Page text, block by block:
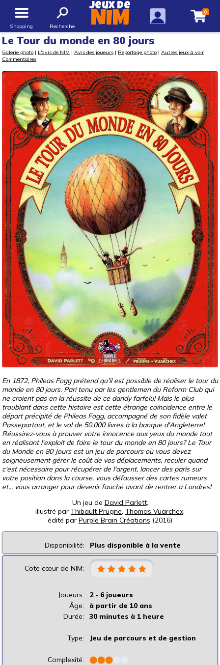
Shopping Recherche
Jeux de
NIM 0
Le Tour du monde en 80 jours
Galerie photo | L'avis de NIM | Avis des joueurs | Reportage photo | Autres jeux à voir |
Commentaires
En 1872, Phileas Fogg prétend qu'il est possible de réaliser le tour du
monde en 80 jours. Pari tenu par les gentlemen du Reform Club qui
ne croient pas en la réussite de ce dandy farfelu! Mais le plus
troublant dans cette histoire est cette étrange coïncidence entre le
départ précipité de Phileas Fogg, accompagné de son fidèle valet
Passepartout, et le vol de 50.000 livres à la banque d'Angleterre!
Réussirez-vous à prouver votre innocence aux yeux du monde tout
en réalisant l'exploit de faire le tour du monde en 80 jours? Le Tour
du Monde en 80 Jours est un jeu de parcours où vous devez
soigneusement gérer le coût de vos déplacements, reculer quand
c'est nécessaire pour récupérer de l'argent, lancer des paris sur
votre position dans la course, vous défausser des cartes rumeurs
et... vous arranger pour devenir fauché avant de rentrer à Londres!
Un jeu de David Parlett,
illustré par Thibault Prugne, Thomas Vuarchex,
édité par Purple Brain Créations (2016)
Disponibilité: Plus disponible à la vente
Cote cœur de NIM:
Joueurs:
2 - 6 joueurs
Âge:
à partir de 10 ans
Durée:
30 minutes à 1 heure
Type: Jeu de parcours et de gestion
Complexité: ⬤⬤⬤